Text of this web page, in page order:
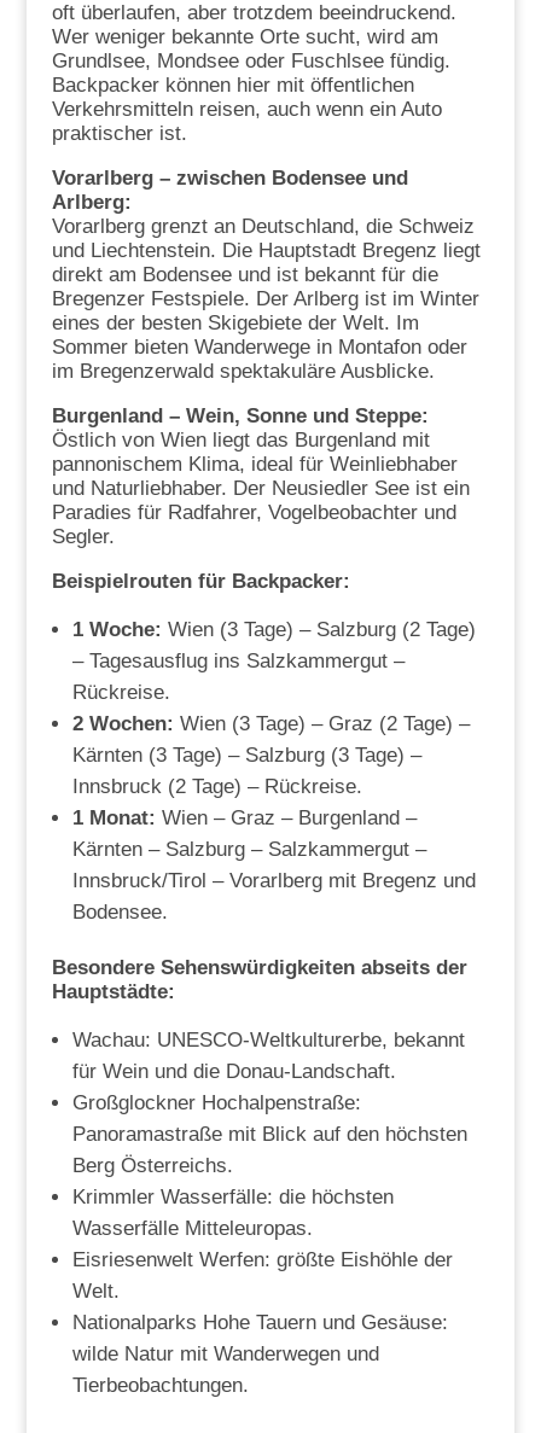
oft überlaufen, aber trotzdem beeindruckend.
Wer weniger bekannte Orte sucht, wird am
Grundlsee, Mondsee oder Fuschlsee fündig.
Backpacker können hier mit öffentlichen
Verkehrsmitteln reisen, auch wenn ein Auto
praktischer ist.
Vorarlberg – zwischen Bodensee und
Arlberg:
Vorarlberg grenzt an Deutschland, die Schweiz
und Liechtenstein. Die Hauptstadt Bregenz liegt
direkt am Bodensee und ist bekannt für die
Bregenzer Festspiele. Der Arlberg ist im Winter
eines der besten Skigebiete der Welt. Im
Sommer bieten Wanderwege in Montafon oder
im Bregenzerwald spektakuläre Ausblicke.
Burgenland – Wein, Sonne und Steppe:
Östlich von Wien liegt das Burgenland mit
pannonischem Klima, ideal für Weinliebhaber
und Naturliebhaber. Der Neusiedler See ist ein
Paradies für Radfahrer, Vogelbeobachter und
Segler.
Beispielrouten für Backpacker:
1 Woche: Wien (3 Tage) – Salzburg (2 Tage)
– Tagesausflug ins Salzkammergut –
Rückreise.
2 Wochen: Wien (3 Tage) – Graz (2 Tage) –
Kärnten (3 Tage) – Salzburg (3 Tage) –
Innsbruck (2 Tage) – Rückreise.
1 Monat: Wien – Graz – Burgenland –
Kärnten – Salzburg – Salzkammergut –
Innsbruck/Tirol – Vorarlberg mit Bregenz und
Bodensee.
Besondere Sehenswürdigkeiten abseits der
Hauptstädte:
Wachau: UNESCO-Weltkulturerbe, bekannt
für Wein und die Donau-Landschaft.
Großglockner Hochalpenstraße:
Panoramastraße mit Blick auf den höchsten
Berg Österreichs.
Krimmler Wasserfälle: die höchsten
Wasserfälle Mitteleuropas.
Eisriesenwelt Werfen: größte Eishöhle der
Welt.
Nationalparks Hohe Tauern und Gesäuse:
wilde Natur mit Wanderwegen und
Tierbeobachtungen.